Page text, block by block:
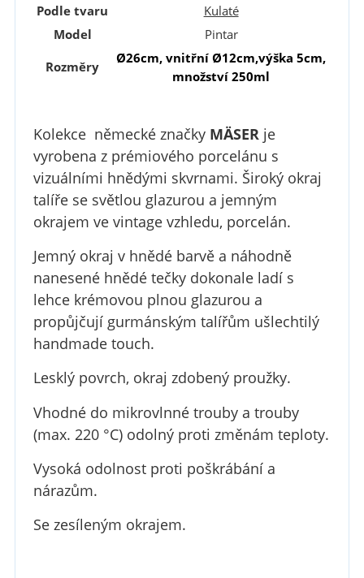
Podle tvaru
Kulaté
Model
Pintar
Rozměry
Ø26cm, vnitřníØ12cm,výška 5cm,
množství 250ml
Kolekce německé značky MÄSER je
vyrobena z prémiového porcelánu s
vizuálními hnědými skvrnami. Široký okraj
talíře se světlou glazurou a jemným
okrajem ve vintage vzhledu, porcelán.
Jemný okraj v hnědé barvě a náhodně
nanesené hnědé tečky dokonale ladí s
lehce krémovou plnou glazurou a
propůjčují gurmánským talířům ušlechtilý
handmade touch.
Lesklý povrch, okraj zdobený proužky.
Vhodné do mikrovlnné trouby a trouby
(max. 220 °C) odolný proti změnám teploty.
Vysoká odolnost proti poškrábání a
nárazům.
Se zesíleným okrajem.